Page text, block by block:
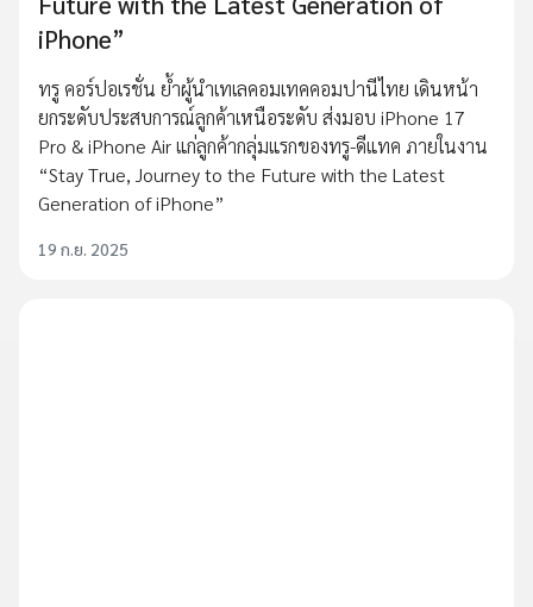
iPhone”
ทรู คอร์ปอเรชั่น ย้ำผู้นำเทเลคอมเทคคอมปานีไทย เดินหน้า
ยกระดับประสบการณ์ลูกค้าเหนือระดับ ส่งมอบ iPhone 17
Pro & iPhone Air แก่ลูกค้ากลุ่มแรกของทรู-ดีแทค ภายในงาน
“Stay True, Journey to the Future with the Latest
Generation of iPhone”
19 ก.ย. 2025